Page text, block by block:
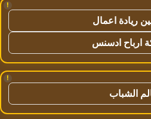
!
ريادة اعمال
ارباح ادسنس
!
الشباب